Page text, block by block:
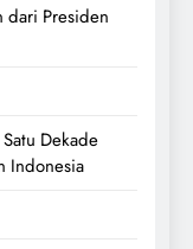
dari Presiden
Dekade
Indonesia